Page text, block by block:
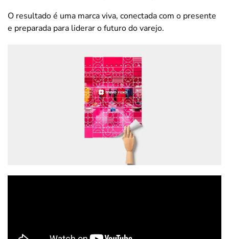
O resultado é uma marca viva, conectada com o presente
e preparada para liderar o futuro do varejo.